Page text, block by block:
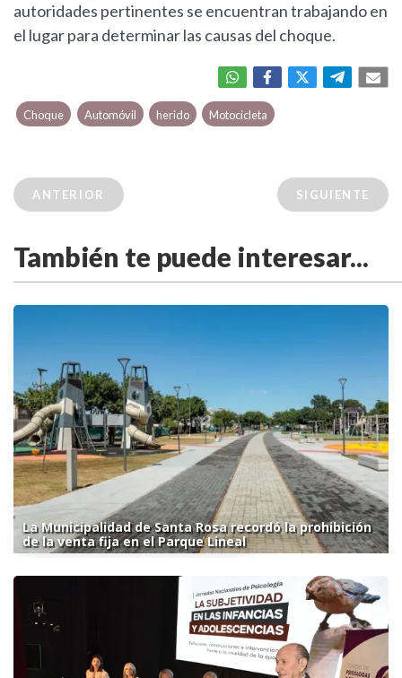
autoridades pertinentes se encuentran trabajando en
el lugar para determinar las causas del choque.
Choque Automóvil herido Motocicleta
ANTERIOR SIGUIENTE
También te puede interesar...
La Municipalidad de Santa Rosa recordó la prohibición
de la venta fija en el Parque Lineal